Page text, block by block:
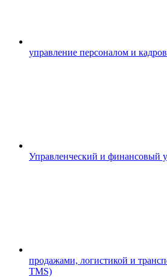
управление персоналом и
Управленческий и финансовый
продажами, логистикой и
TMS)